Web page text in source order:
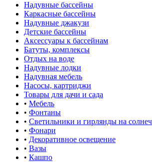
Надувные бассейны
Каркасные бассейны
Надувные джакузи
Детские бассейны
Аксессуары к бассейнам
Батуты, комплексы
Отдых на воде
Надувные лодки
Надувная мебель
Насосы, картриджи
Товары для дачи и сада
• Мебель
• Фонтаны
• Светильники и гирлянды на
• Фонари
• Декоративное освещение
• Вазы
• Кашпо